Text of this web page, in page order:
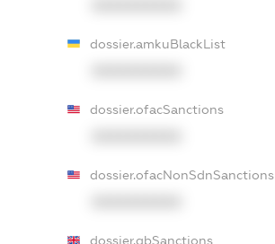
dossier.amkuBlackList
dossier.ofacSanctions
dossier.ofacNonSdnSanctions
dossier.gbSanctions